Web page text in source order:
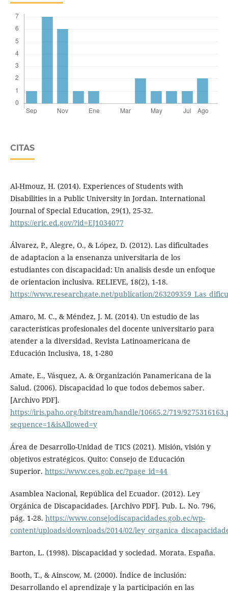
CITAS
Al-Hmouz, H. (2014). Experiences of Students with
Disabilities in a Public University in Jordan. International
Journal of Special Education, 29(1), 25-32.
https://eric.ed.gov/?id=EJ1034077
Álvarez, P., Alegre, O., & López, D. (2012). Las dificultades
de adaptacion a la ensenanza universitaria de los
estudiantes con discapacidad: Un analisis desde un enfoque
de orientacion inclusiva. RELIEVE, 18(2), 1-18.
https://www.researchgate.net/publication/
Amaro, M. C., & Méndez, J. M. (2014). Un estudio de las
características profesionales del docente universitario para
atender a la diversidad. Revista Latinoamericana de
Educación Inclusiva, 18, 1-280
Amate, E., Vásquez, A. & Organización Panamericana de la
Salud. (2006). Discapacidad lo que todos debemos saber.
[Archivo PDF].
https://iris.paho.org/bitstream/handle/10665.2/719/
sequence=1&isAllowed=y
Área de Desarrollo-Unidad de TICS (2021). Misión, visión y
objetivos estratégicos. Quito: Consejo de Educación
Superior. https://www.ces.gob.ec/?page_id=44
Asamblea Nacional, República del Ecuador. (2012). Ley
Orgánica de Discapacidades. [Archivo PDF]. Pub. L. No. 796,
pág. 1-28. https://www.consejodiscapacidades.gob.ec/wp-
content/uploads/downloads/2014/02/
Barton, L. (1998). Discapacidad y sociedad. Morata. España.
Booth, T., & Ainscow, M. (2000). Índice de inclusión:
Desarrollando el aprendizaje y la participación en las